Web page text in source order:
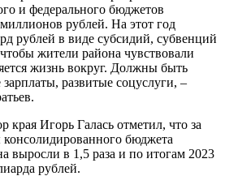
и федерального бюджетов
рублей. На этот год
рублей в виде субсидий, субвенций
жители района чувствовали
жизнь вокруг. Должны быть
развитые соцуслуги, –
края Игорь Галась отметил, что за
бюджета
выросли в 1,5 раза и по итогам 2023
рублей.